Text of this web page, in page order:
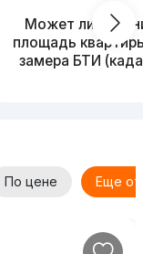
Может ли
площадь
замера БТИ
По цене Еще от